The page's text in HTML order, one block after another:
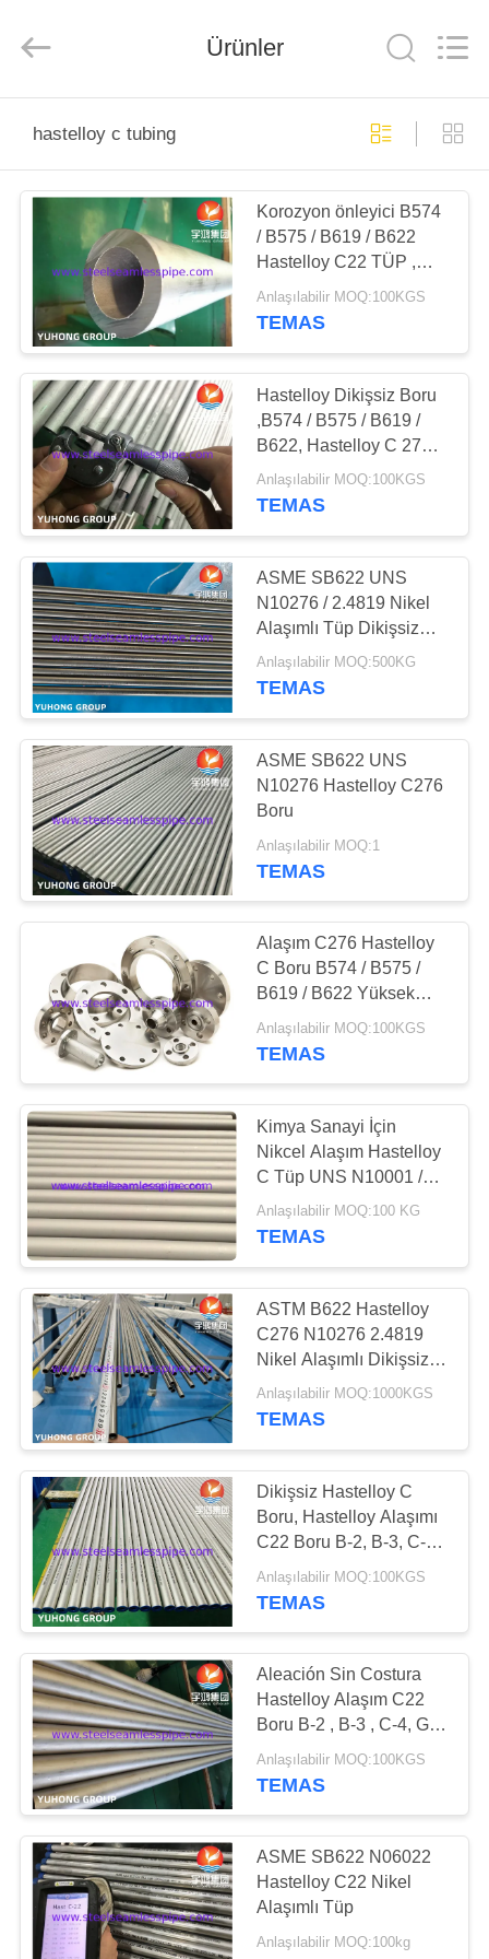
ÜRÜN:%
HAKKIMIZDA
FABRIKA
TURU
KALITE
KONTROL
BIZIMLE
ILETIŞIME
GEÇIN
BIR
TEKLIF
ISTEĞI
COMPANY
NEWS
HARITASI
PRIVACY
POLICY
Co.,Ltd.
Ürünler
hastelloy c tubing
Korozyon önleyici B574
/ B575 / B619 / B622
Hastelloy C22 TÜP ,
Hastelloy C276 TÜP
Anlaşılabilir MOQ:100KGS
TEMAS
Hastelloy Dikişsiz Boru
,B574 / B575 / B619 /
B622, Hastelloy C 276
Tüp
Anlaşılabilir MOQ:100KGS
TEMAS
ASME SB622 UNS
N10276 / 2.4819 Nikel
Alaşımlı Tüp Dikişsiz
Hastelloy C276 Tüp
Sonu İşlenmiş
Anlaşılabilir MOQ:500KG
TEMAS
ASME SB622 UNS
N10276 Hastelloy C276
Boru
Anlaşılabilir MOQ:1
TEMAS
Alaşım C276 Hastelloy
C Boru B574 / B575 /
B619 / B622 Yüksek
Performans
Anlaşılabilir MOQ:100KGS
TEMAS
Kimya Sanayi İçin
Nikcel Alaşım Hastelloy
C Tüp UNS N10001 /
UNS N10665 / UNS
N10675
Anlaşılabilir MOQ:100 KG
TEMAS
ASTM B622 Hastelloy
C276 N10276 2.4819
Nikel Alaşımlı Dikişsiz
Boru
Anlaşılabilir MOQ:1000KGS
TEMAS
Dikişsiz Hastelloy C
Boru, Hastelloy Alaşımı
C22 Boru B-2, B-3, C-4,
G, X, ASTM A622,
ASME SB622 ASTM
Anlaşılabilir MOQ:100KGS
TEMAS
Aleación Sin Costura
Hastelloy Alaşım C22
Boru B-2 , B-3 , C-4, G,
X, ASTM A622, ASME
SB622 ASTM B619
Anlaşılabilir MOQ:100KGS
TEMAS
ASME SB622 N06022
Hastelloy C22 Nikel
Alaşımlı Tüp
Anlaşılabilir MOQ:100kg